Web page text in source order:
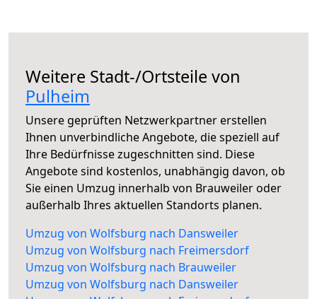
Weitere Stadt-/Ortsteile von
Pulheim
Unsere geprüften Netzwerkpartner erstellen
Ihnen unverbindliche Angebote, die speziell auf
Ihre Bedürfnisse zugeschnitten sind. Diese
Angebote sind kostenlos, unabhängig davon, ob
Sie einen Umzug innerhalb von Brauweiler oder
außerhalb Ihres aktuellen Standorts planen.
Umzug von Wolfsburg nach Dansweiler
Umzug von Wolfsburg nach Freimersdorf
Umzug von Wolfsburg nach Brauweiler
Umzug von Wolfsburg nach Dansweiler